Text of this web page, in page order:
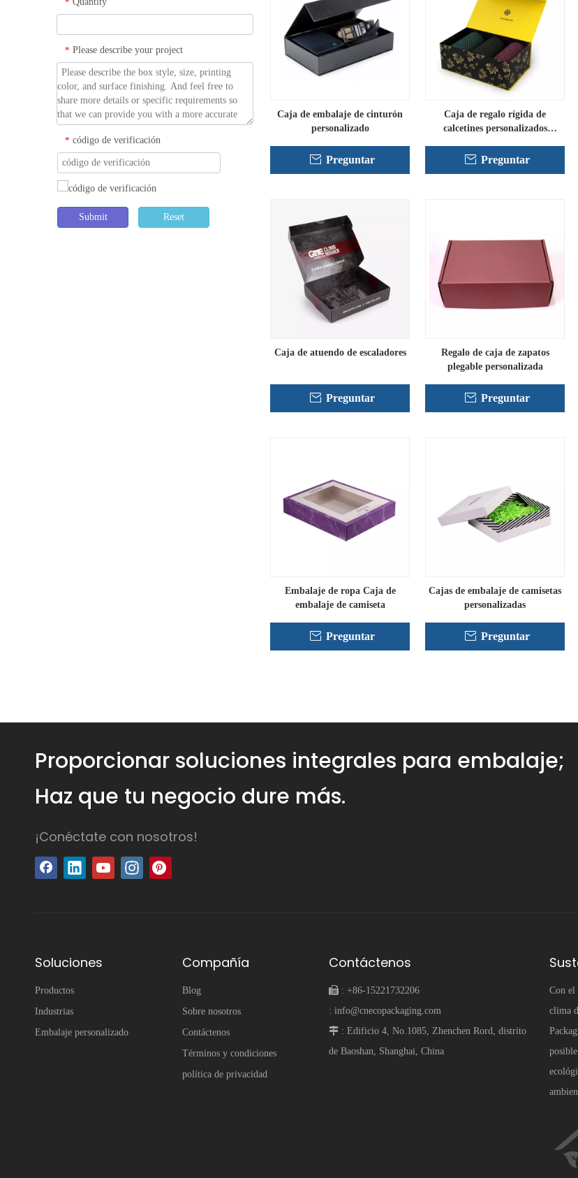
*
* Please describe your project
* código de verificación
Submit Reset
Caja de embalaje de cinturón
personalizado
Preguntar
Caja de regalo rígida de
calcetines personalizados
Preguntar
Caja de atuendo de escaladores
Preguntar
Regalo de caja de zapatos
plegable personalizada
Preguntar
Embalaje de ropa Caja de
embalaje de camiseta
Preguntar
Cajas de embalaje de camisetas
personalizadas
Preguntar
Proporcionar soluciones integrales para embalaje;
Haz que tu negocio dure más.
¡Conéctate con nosotros!
Soluciones
Productos
Industrias
Embalaje personalizado
Compañía
Blog
Sobre nosotros
Contáctenos
Términos y condiciones
política de privacidad
Contáctenos
 : +86-15221732206
: info@cnecopackaging.com
 : Edificio 4, No.1085, Zhenchen Rord, distrito
de Baoshan, Shanghai, China
Con el
clima